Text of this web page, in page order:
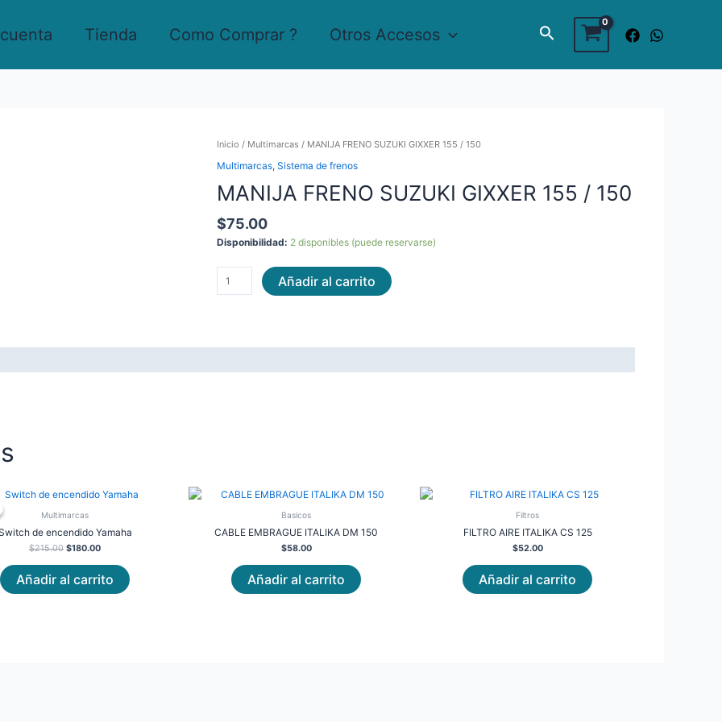
Tienda Como Comprar ? Otros Accesos Buscar
Inicio / Multimarcas / MANIJA FRENO SUZUKI GIXXER 155 / 150
Multimarcas,Sistema de frenos
MANIJA FRENO SUZUKI GIXXER 155 / 150
$75.00
Disponibilidad: 2 disponibles (puede reservarse)
MANIJA
FRENO
GIXXER
/
150
cantidad
Añadir al carrito
Multimarcas
de encendido Yamaha
$215.00
Original
price
was:
$180.00
Current
price
Añadir al carrito
Basicos
CABLE EMBRAGUE ITALIKA DM 150
$58.00
Añadir al carrito
Filtros
FILTRO AIRE ITALIKA CS 125
$52.00
Añadir al carrito